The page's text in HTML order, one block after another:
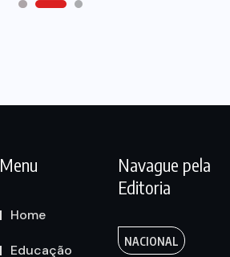
Menu
Home
Educação
Navague pela
Editoria
NACIONAL